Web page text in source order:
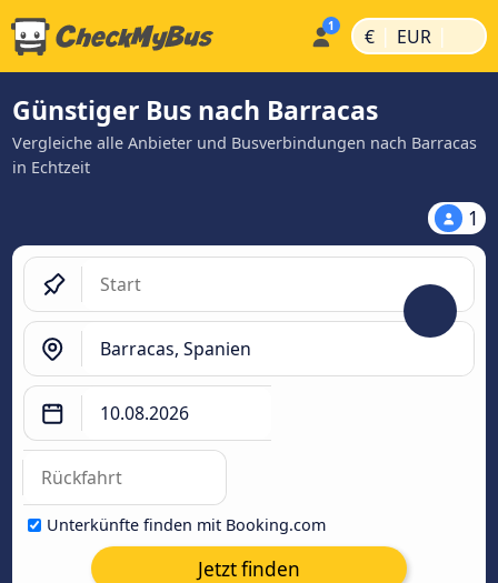
€ | EUR |
Günstiger Bus nach Barracas
Vergleiche alle Anbieter und Busverbindungen nach Barracas
in Echtzeit
1
Unterkünfte finden mit Booking.com
Jetzt finden